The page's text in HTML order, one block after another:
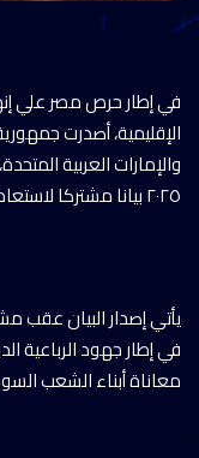
في إطار حرص مصر علي
الإقليمية، أصدرت
٢٠٢٥ بيانا مشتركا لاستعادة السلام والأمن في السودان.
يأتي إصدار البيان عقب
في إطار جهود الرباعية
معاناة أبناء الشعب